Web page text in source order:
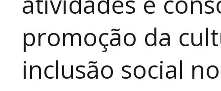
promoção da
inclusão social